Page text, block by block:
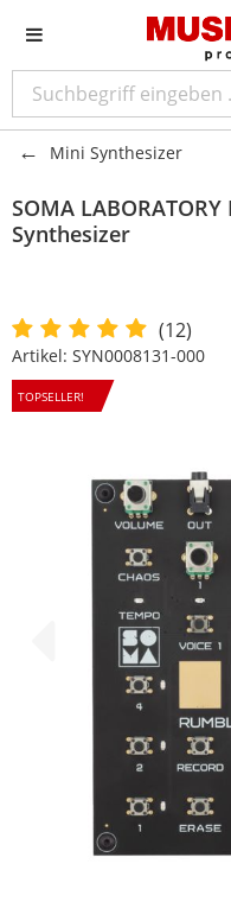
Mini Synthesizer
SOMA
Synthesizer
(12)
Artikel: SYN0008131-000
TOPSELLER!